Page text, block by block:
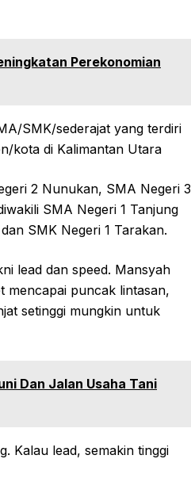
Perekonomian
SMK/sederajat yang terdiri
kota di Kalimantan Utara
2 Nunukan, SMA Negeri 3
SMA Negeri 1 Tanjung
SMK Negeri 1 Tarakan.
lead dan speed. Mansyah
mencapai puncak lintasan,
setinggi mungkin untuk
Dan Jalan Usaha Tani
Kalau lead, semakin tinggi